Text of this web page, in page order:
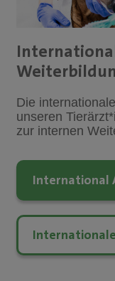
Die
unseren
zur internen
International